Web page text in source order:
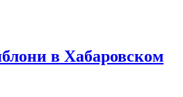
в Хабаровском